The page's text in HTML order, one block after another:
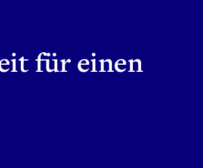
für einen